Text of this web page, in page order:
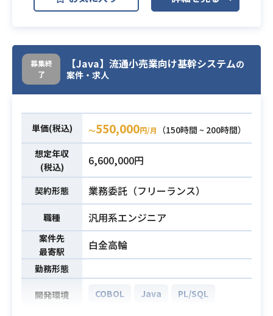
①PMO（1名）
ンダーからの納品ドキュメント（設
計書、テスト結果等）の検収、ユー
ザー受入れ試験、システムの導入支
援等。（1～2名）
必須スキル ・保険業務システムの経験
募集終
了
【Java】流通小売業向け基幹システムの
案件・求人
単価(税込) 〜550,000円/月
（150時間 ~ 200時間）
想定年収
(税込)
6,600,000円
契約形態 業務委託（フリーランス）
職種 汎用系エンジニア
案件先
最寄駅
白金高輪
勤務形態
開発環境 COBOL Java PL/SQL